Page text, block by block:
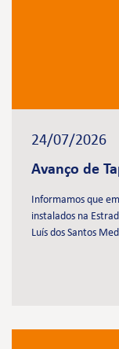
24/07/2026
Avanço de
Informamos que
instalados na
Luís dos Santos